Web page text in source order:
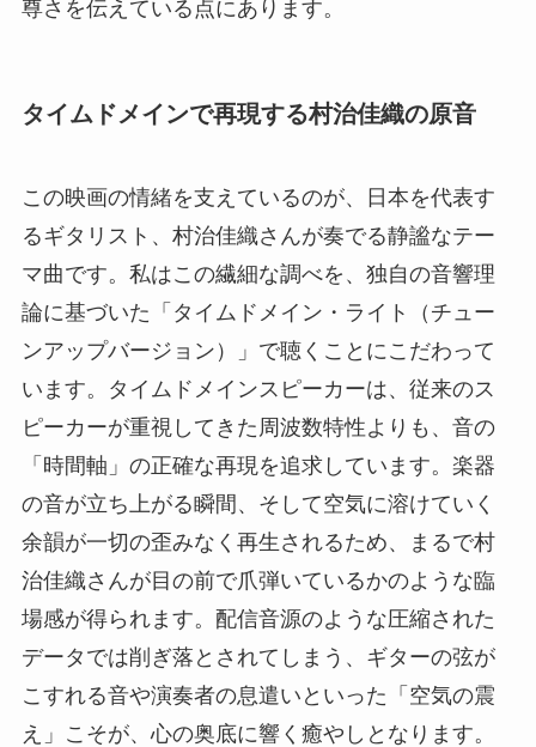
尊さを伝えている点にあります。
タイムドメインで再現する村治佳織の原音
この映画の情緒を支えているのが、日本を代表す
るギタリスト、村治佳織さんが奏でる静謐なテー
マ曲です。私はこの繊細な調べを、独自の音響理
論に基づいた「タイムドメイン・ライト（チュー
ンアップバージョン）」で聴くことにこだわって
います。タイムドメインスピーカーは、従来のス
ピーカーが重視してきた周波数特性よりも、音の
「時間軸」の正確な再現を追求しています。楽器
の音が立ち上がる瞬間、そして空気に溶けていく
余韻が一切の歪みなく再生されるため、まるで村
治佳織さんが目の前で爪弾いているかのような臨
場感が得られます。配信音源のような圧縮された
データでは削ぎ落とされてしまう、ギターの弦が
こすれる音や演奏者の息遣いといった「空気の震
え」こそが、心の奥底に響く癒やしとなります。